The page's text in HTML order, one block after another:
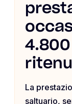
La
saltuario,